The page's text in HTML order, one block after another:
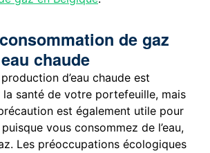
de gaz
chaude
d’eau chaude est
la santé de votre portefeuille, mais
est également utile pour
vous consommez de l’eau,
Les préoccupations écologiques